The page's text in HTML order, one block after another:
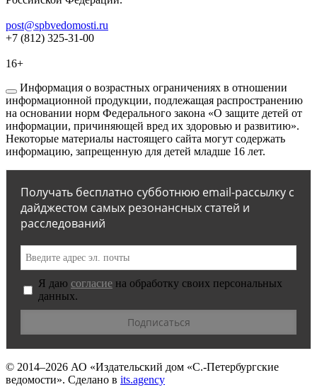
post@spbvedomosti.ru
+7 (812) 325-31-00
16+
Информация о возрастных ограничениях в отношении
информационной продукции, подлежащая распространению
на основании норм Федерального закона «О защите детей от
информации, причиняющей вред их здоровью и развитию».
Некоторые материалы настоящего сайта могут содержать
информацию, запрещенную для детей младше 16 лет.
Получать бесплатно субботнюю email-рассылку с
дайджестом самых резонансных статей и
расследований
Я даю согласие на обработку своих персональных
данных.
© 2014–2026 АО «Издательский дом «С.-Петербургские
ведомости». Сделано в its.agency